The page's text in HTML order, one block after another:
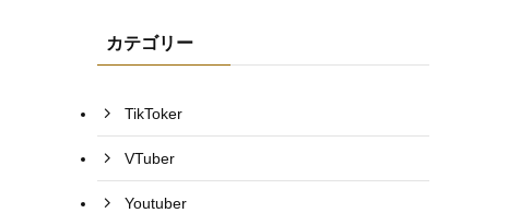
カテゴリー
TikToker
VTuber
Youtuber